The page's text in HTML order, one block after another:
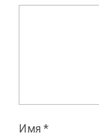
Имя *